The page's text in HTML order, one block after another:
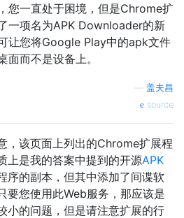
您一直处于困境，但是Chrome扩
一项名为APK Downloader的新
让您将Google Play中的apk文件
面而不是设备上。
盖夫昌
source
，该页面上列出的Chrome扩展程
上是我的答案中提到的开源APK
序的副本，但其中添加了间谍软
要您使用此Web服务，那应该是
小的问题，但是请注意扩展的行